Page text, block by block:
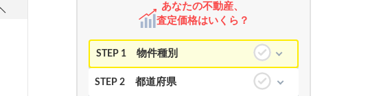
あなたの不動産、
査定価格はいくら？
STEP 1 物件種別
STEP 2 都道府県